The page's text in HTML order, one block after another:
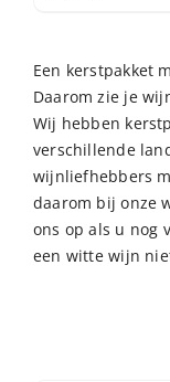
Een kerstpakket
Daarom zie je
Wij hebben
verschillende
wijnliefhebbers
daarom bij onze
ons op als u nog
een witte wijn